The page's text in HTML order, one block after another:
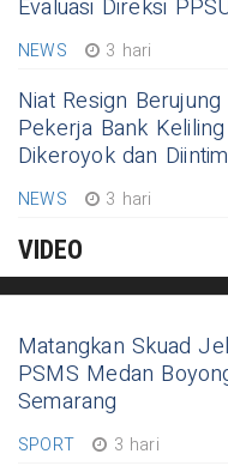
Evaluasi Direksi
NEWS 3 hari
Niat Resign Berujung
Pekerja Bank
Dikeroyok dan
NEWS 3 hari
VIDEO
Matangkan Skuad
PSMS Medan
Semarang
SPORT 3 hari